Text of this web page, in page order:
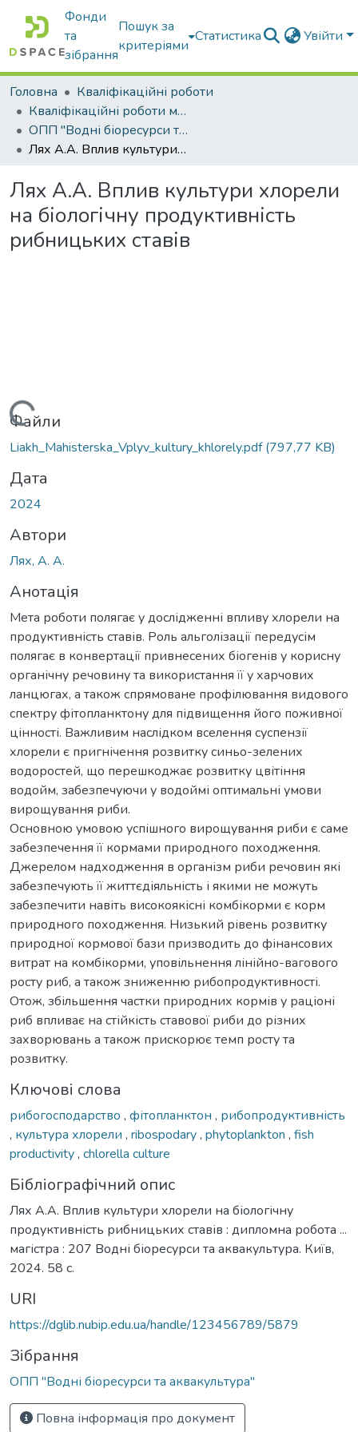
Фонди
та
зібрання
Пошук за
критеріями
Статистика Увійти
Головна
Кваліфікаційні роботи
Кваліфікаційні роботи магістрів
ОПП "Водні біоресурси та аквакультура"
Лях А.А. Вплив культури хлорели на біологічну продуктивність рибницьких ставів
Лях А.А. Вплив культури хлорели
на біологічну продуктивність
рибницьких ставів
Вантажиться...
Файли
Liakh_Mahisterska_Vplyv_kultury_khlorely.pdf(797,77 KB)
Дата
2024
Автори
Лях, А. А.
Анотація
Мета роботи полягає у дослідженні впливу хлорели на
продуктивність ставів. Роль альголізації передусім
полягає в конвертації привнесених біогенів у корисну
органічну речовину та використання її у харчових
ланцюгах, а також спрямоване профілювання видового
спектру фітопланктону для підвищення його поживної
цінності. Важливим наслідком вселення суспензії
хлорели є пригнічення розвитку синьо-зелених
водоростей, що перешкоджає розвитку цвітіння
водойм, забезпечуючи у водоймі оптимальні умови
вирощування риби.
Основною умовою успішного вирощування риби є саме
забезпечення її кормами природного походження.
Джерелом надходження в організм риби речовин які
забезпечують її життєдіяльність і якими не можуть
забезпечити навіть високоякісні комбікорми є корм
природного походження. Низький рівень розвитку
природної кормової бази призводить до фінансових
витрат на комбікорми, уповільнення лінійно-вагового
росту риб, а також зниженню рибопродуктивності.
Отож, збільшення частки природних кормів у раціоні
риб впливає на стійкість ставової риби до різних
захворювань а також прискорює темп росту та
розвитку.
Ключові слова
рибогосподарство , фітопланктон , рибопродуктивність
, культура хлорели , ribospodary, phytoplankton , fish
productivity, chlorella culture
Бібліографічний опис
Лях А.А. Вплив культури хлорели на біологічну
продуктивність рибницьких ставів : дипломна робота ...
магістра : 207 Водні біоресурси та аквакультура. Київ,
2024. 58 с.
URI
https://dglib.nubip.edu.ua/handle/123456789/5879
Зібрання
ОПП "Водні біоресурси та аквакультура"
Повна інформація про документ